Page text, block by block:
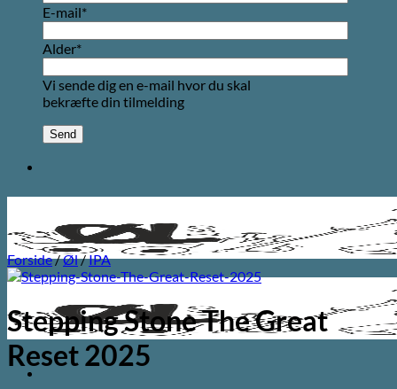
E-mail*
Alder*
Vi sende dig en e-mail hvor du skal
bekræfte din tilmelding
Forside/Øl/IPA
Stepping Stone The Great
Reset 2025